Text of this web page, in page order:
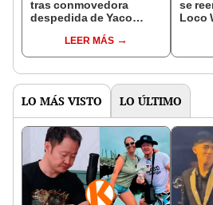
tras conmovedora
despedida de Yaco
VIP Perú’: "Perdóname
por abandonarte"
LEER MÁS
se
Loco
LO MÁS VISTO LO ÚLTIMO